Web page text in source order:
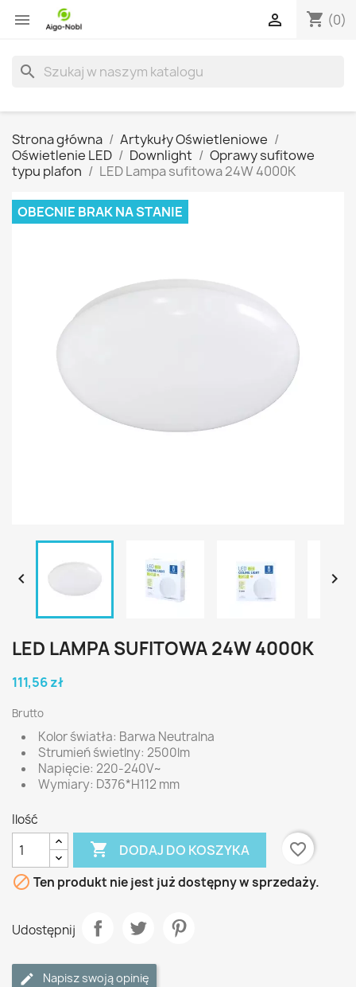
 shopping_cart (0)

search
Strona główna
Artykuły Oświetleniowe
Oświetlenie LED
Downlight
Oprawy sufitowe
typu plafon
LED Lampa sufitowa 24W 4000K
OBECNIE BRAK NA STANIE
 
LED LAMPA SUFITOWA 24W 4000K
111,56 zł
Brutto
Kolor światła: Barwa Neutralna
Strumień świetlny: 2500lm
Napięcie: 220-240V~
Wymiary: D376*H112 mm
Ilość
 DODAJ DO KOSZYKA
favorite_border
 Ten produkt nie jest już dostępny w sprzedaży.
Udostępnij
Napisz swoją opinię